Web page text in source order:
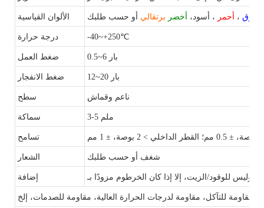
الألوان القياسية أزرق ، أحمر ، أسود، أخضر برتقالي
درجة حرارة -40~+250℃
ضغط العمل 0.5~6 بار
ضغط الانفجار 12~20 بار
سطح ناعم وقماش
سماكة 3-5 ملم
تسامح
الشعار شغف أو حسب طلبك
إضافة وليس للوقود/الزيت، إلا إذا كان الخرطوم مزودًا بـ